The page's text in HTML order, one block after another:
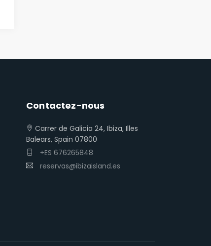
Contactez-nous
Carrer de Galicia 24, Ibiza, Illes
Balears, Spain 07800
+ES 676265848
reservas@ibizaisland.es